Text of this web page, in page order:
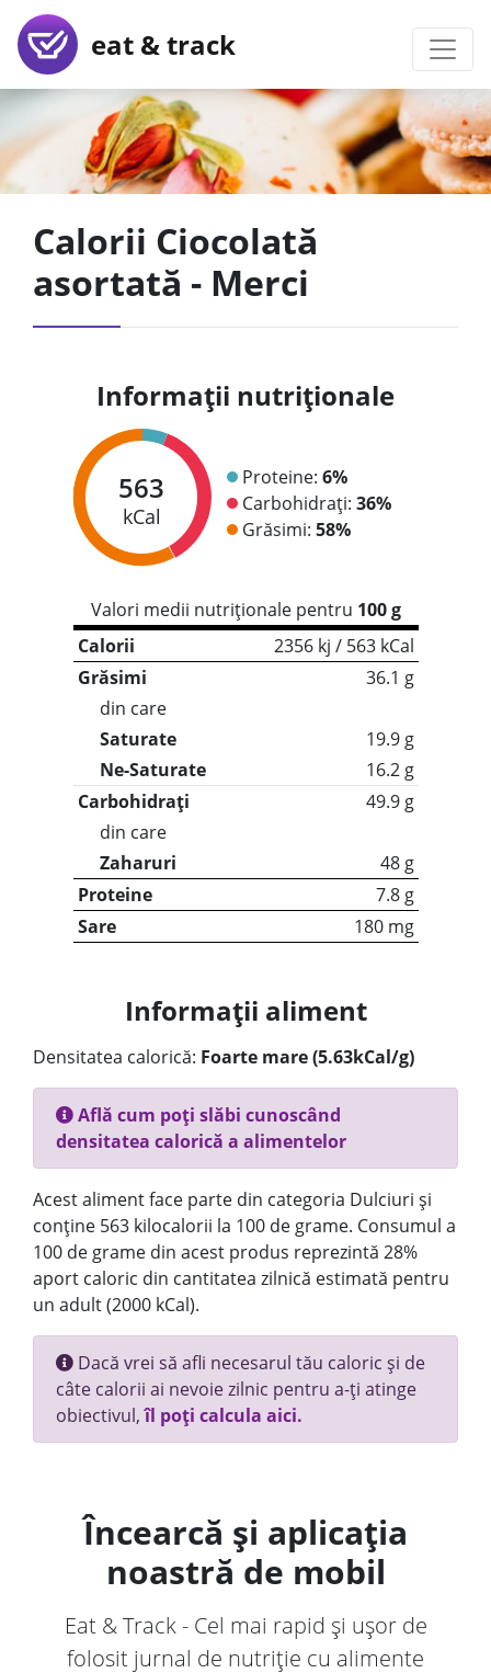
eat & track
Calorii Ciocolată
asortată - Merci
Informații nutriționale
563
kCal
Proteine: 6%
Carbohidrați: 36%
Grăsimi: 58%
Valori medii nutriționale pentru 100 g
Calorii
2356 kj / 563 kCal
Grăsimi
36.1 g
din care
Saturate
19.9 g
Ne-Saturate
16.2 g
Carbohidrați
49.9 g
din care
Zaharuri
48 g
Proteine
7.8 g
Sare
180 mg
Informații aliment
Densitatea calorică: Foarte mare (5.63kCal/g)
Află cum poți slăbi cunoscând
densitatea calorică a alimentelor
Acest aliment face parte din categoria Dulciuri și
conține 563 kilocalorii la 100 de grame. Consumul a
100 de grame din acest produs reprezintă 28%
aport caloric din cantitatea zilnică estimată pentru
un adult (2000 kCal).
Dacă vrei să afli necesarul tău caloric și de
câte calorii ai nevoie zilnic pentru a-ți atinge
obiectivul,îl poți calcula aici.
Încearcă și aplicația
noastră de mobil
Eat & Track - Cel mai rapid și ușor de
folosit jurnal de nutriție cu alimente